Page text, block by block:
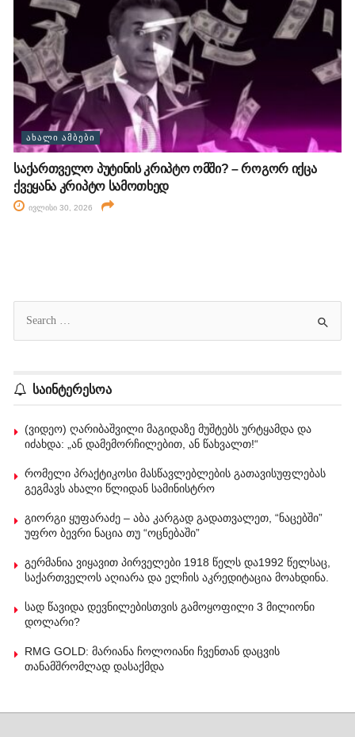
ᲐᲮᲐᲚᲘ ᲐᲛᲑᲔᲑᲘ
საქართველო პუტინის კრიპტო ომში? – როგორ იქცა
ქვეყანა კრიპტო სამოთხედ
ივლისი 30, 2026
საინტერესოა
(ვიდეო) ღარიბაშვილი მაგიდაზე მუშტებს ურტყამდა და
იძახდა: „ან დამემორჩილებით, ან წახვალთ!“
რომელი პრაქტიკოსი მასწავლებლების გათავისუფლებას
გეგმავს ახალი წლიდან სამინისტრო
გიორგი ყუფარაძე – აბა კარგად გადათვალეთ, “ნაცებში”
უფრო ბევრი ნაცია თუ “ოცნებაში”
გერმანია ვიყავით პირველები 1918 წელს და1992 წელსაც,
საქართველოს აღიარა და ელჩის აკრედიტაცია მოახდინა.
სად წავიდა დევნილებისთვის გამოყოფილი 3 მილიონი
დოლარი?
RMG GOLD: მარიანა ჩოლოიანი ჩვენთან დაცვის
თანამშრომლად დასაქმდა